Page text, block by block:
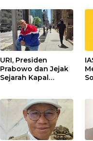
URI, Presiden
Prabowo dan Jejak
Sejarah Kapal